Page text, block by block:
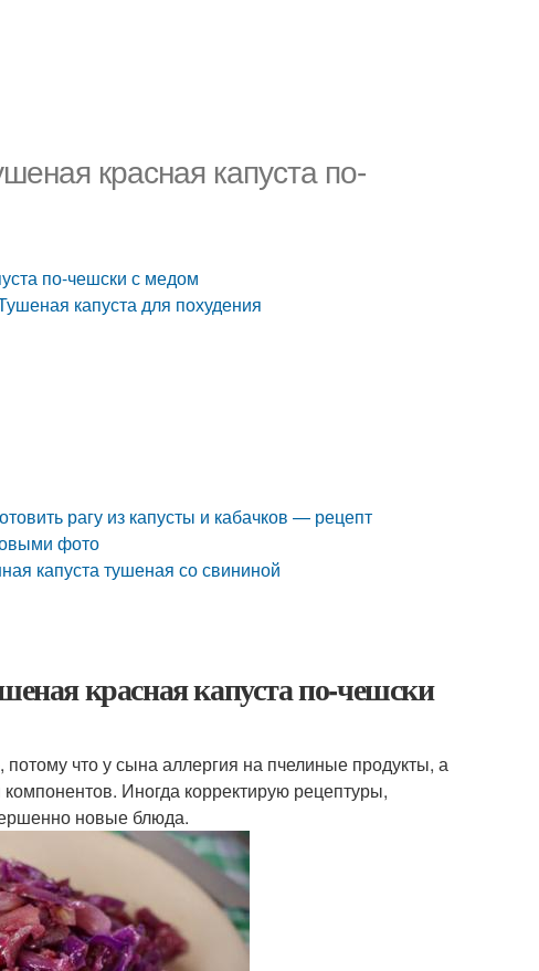
красная капуста по-
по-чешски с медом
капуста для похудения
рагу из капусты и кабачков — рецепт
фото
капуста тушеная со свининой
красная капуста по-чешски
что у сына аллергия на пчелиные продукты, а
Иногда корректирую рецептуры,
новые блюда.